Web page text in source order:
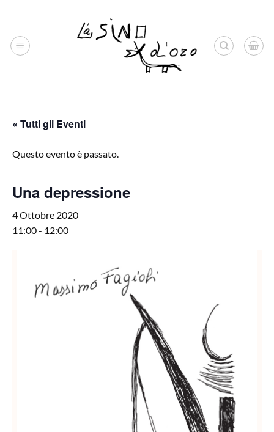
contenuti
« Tutti gli Eventi
Questo evento è passato.
Una depressione
4 Ottobre 2020
11:00- 12:00